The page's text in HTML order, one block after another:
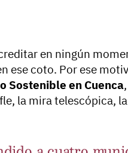
en ningún
ese coto. Por ese
Sostenible en Cuenca
la mira telescópica,